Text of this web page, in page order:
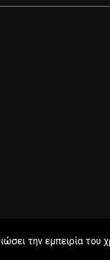
την εμπειρία